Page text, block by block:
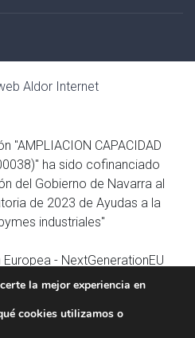
Aldor Internet
la mejor experiencia en
cookies utilizamos o
"AMPLIACION CAPACIDAD
ha sido cofinanciado
del Gobierno de Navarra al
de 2023 de Ayudas a la
industriales"
- NextGenerationEU